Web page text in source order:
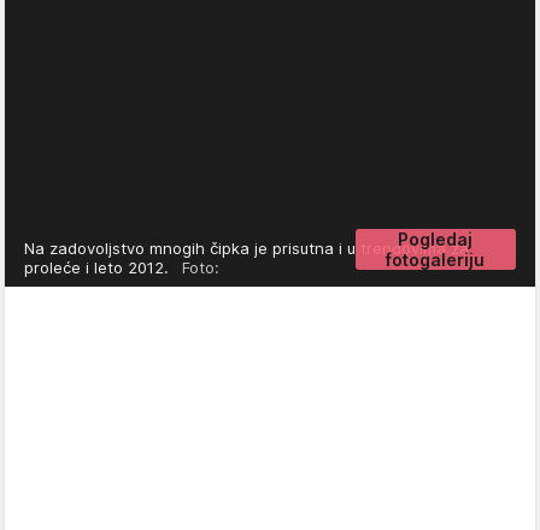
Pogledaj
fotogaleriju
Na zadovoljstvo mnogih čipka je prisutna i u trendovima za
proleće i leto 2012. Foto: